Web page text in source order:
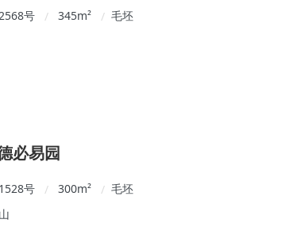
号 / 345m² / 毛坯
必易园
号 / 300m² / 毛坯